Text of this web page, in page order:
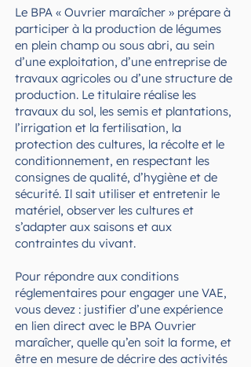
Le BPA « Ouvrier maraîcher » prépare à
participer à la production de légumes
en plein champ ou sous abri, au sein
d’une exploitation, d’une entreprise de
travaux agricoles ou d’une structure de
production. Le titulaire réalise les
travaux du sol, les semis et plantations,
l’irrigation et la fertilisation, la
protection des cultures, la récolte et le
conditionnement, en respectant les
consignes de qualité, d’hygiène et de
sécurité. Il sait utiliser et entretenir le
matériel, observer les cultures et
s’adapter aux saisons et aux
contraintes du vivant.
Pour répondre aux conditions
réglementaires pour engager une VAE,
vous devez : justifier d’une expérience
en lien direct avec le BPA Ouvrier
maraîcher, quelle qu’en soit la forme, et
être en mesure de décrire des activités